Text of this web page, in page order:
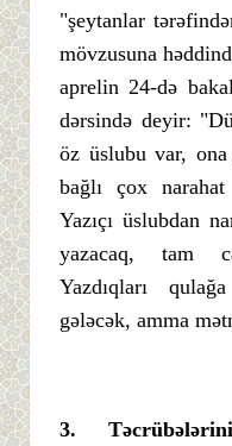
"şeytanlar
mövzusuna
aprelin 24-də
dərsində deyir:
öz üslubu var, ona
bağlı çox
Yazıçı üslubdan
yazacaq, tam
Yazdıqları
gələcək, amma
3. Təcrübələ